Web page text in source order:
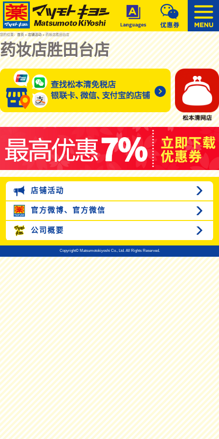
您的位置：首页»店铺活动» 药妆店胜田台店
药妆店胜田台店
店铺活动
官方微博、 官方微信
公司概要
Copyright© Matsumotokiyoshi Co., Ltd. All Rights Reserved.